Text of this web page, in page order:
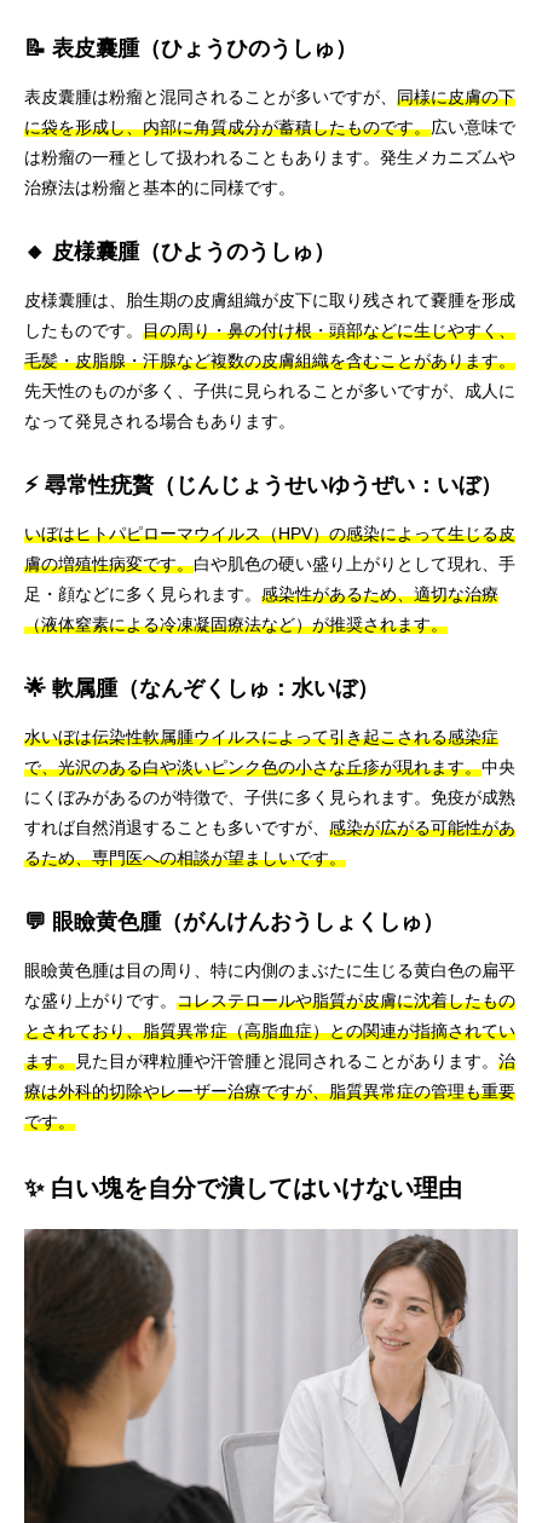
📝 表皮囊腫（ひょうひのうしゅ）
表皮囊腫は粉瘤と混同されることが多いですが、 同様に皮膚の下
に袋を形成し、内部に角質成分が蓄積したものです。広い意味で
は粉瘤の一種として扱われることもあります。発生メカニズムや
治療法は粉瘤と基本的に同様です。
🔸 皮様囊腫（ひようのうしゅ）
皮様囊腫は、胎生期の皮膚組織が皮下に取り残されて嚢腫を形成
したものです。 目の周り・鼻の付け根・頭部などに生じやすく、
毛髪・皮脂腺・汗腺など複数の皮膚組織を含むことがあります。
先天性のものが多く、子供に見られることが多いですが、成人に
なって発見される場合もあります。
⚡ 尋常性疣贅（じんじょうせいゆうぜい：いぼ）
いぼはヒトパピローマウイルス（HPV）の感染によって生じる皮
膚の増殖性病変です。白や肌色の硬い盛り上がりとして現れ、手
足・顔などに多く見られます。 感染性があるため、適切な治療
（液体窒素による冷凍凝固療法など）が推奨されます。
🌟 軟属腫（なんぞくしゅ：水いぼ）
水いぼは伝染性軟属腫ウイルスによって引き起こされる感染症
で、光沢のある白や淡いピンク色の小さな丘疹が現れます。中央
にくぼみがあるのが特徴で、子供に多く見られます。免疫が成熟
すれば自然消退することも多いですが、 感染が広がる可能性があ
るため、専門医への相談が望ましいです。
💬 眼瞼黄色腫（がんけんおうしょくしゅ）
眼瞼黄色腫は目の周り、特に内側のまぶたに生じる黄白色の扁平
な盛り上がりです。 コレステロールや脂質が皮膚に沈着したもの
とされており、脂質異常症（高脂血症）との関連が指摘されてい
ます。見た目が稗粒腫や汗管腫と混同されることがあります。 治
療は外科的切除やレーザー治療ですが、脂質異常症の管理も重要
です。
✨ 白い塊を自分で潰してはいけない理由